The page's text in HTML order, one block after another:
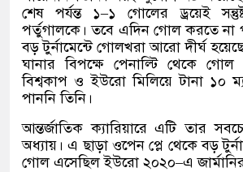
শেষ পর্যন্ত ১–১ গোলের ড্রয়েই
পর্তুগালকে। তবে এদিন গোল করতে না
বড় টুর্নামেন্টে গোলখরা আরো দীর্ঘ
ঘানার বিপক্ষে পেনাল্টি থেকে
বিশ্বকাপ ও ইউরো মিলিয়ে টানা ১০
পাননি তিনি।
আন্তর্জাতিক ক্যারিয়ারে এটি তার
অধ্যায়। এ ছাড়া ওপেন প্লে থেকে বড়
গোল এসেছিল ইউরো ২০২০–এ